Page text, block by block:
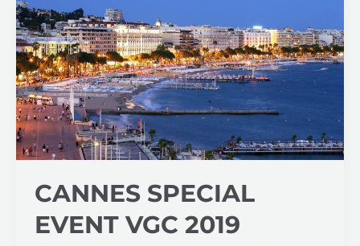
CANNES SPECIAL
EVENT VGC 2019
Special
Event
VGC
2019